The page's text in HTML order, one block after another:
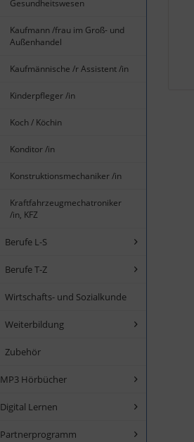
Gesundheitswesen
Kaufmann /frau im Groß- und
Außenhandel
Kaufmännische /r Assistent /in
Kinderpfleger /in
Koch / Köchin
Konditor /in
Konstruktionsmechaniker /in
Kraftfahrzeugmechatroniker
/in, KFZ
Berufe L-S
Berufe T-Z
Wirtschafts- und Sozialkunde
Weiterbildung
Zubehör
MP3 Hörbücher
Digital Lernen
Partnerprogramm